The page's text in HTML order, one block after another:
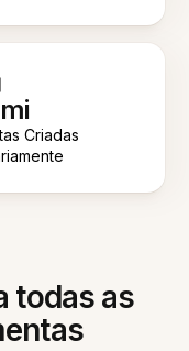
Criadas
todas as